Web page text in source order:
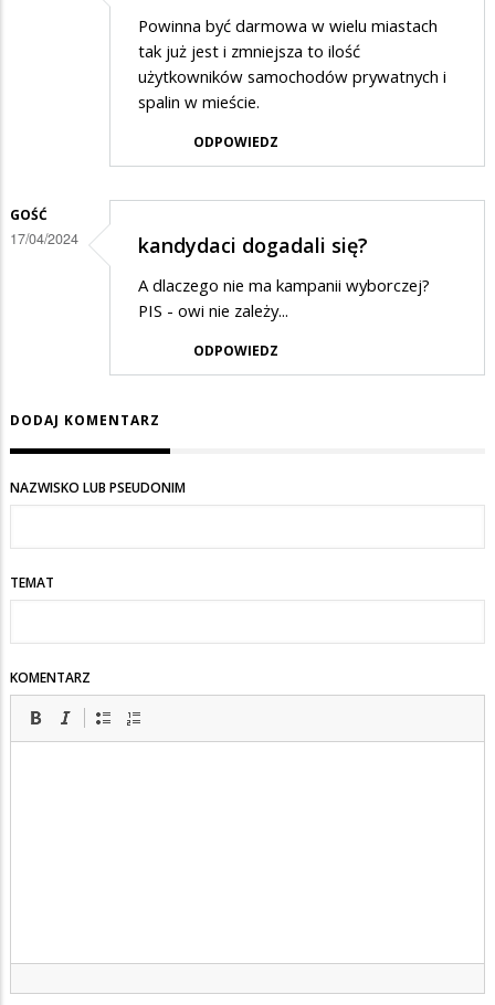
Powinna być darmowa w wielu miastach
tak już jest i zmniejsza to ilość
użytkowników samochodów prywatnych i
spalin w mieście.
ODPOWIEDZ
GOŚĆ
17/04/2024 kandydaci dogadali się?
A dlaczego nie ma kampanii wyborczej?
PIS - owi nie zależy...
ODPOWIEDZ
DODAJ KOMENTARZ
NAZWISKO LUB PSEUDONIM
TEMAT
KOMENTARZ